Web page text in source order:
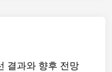
결과와 향후 전망